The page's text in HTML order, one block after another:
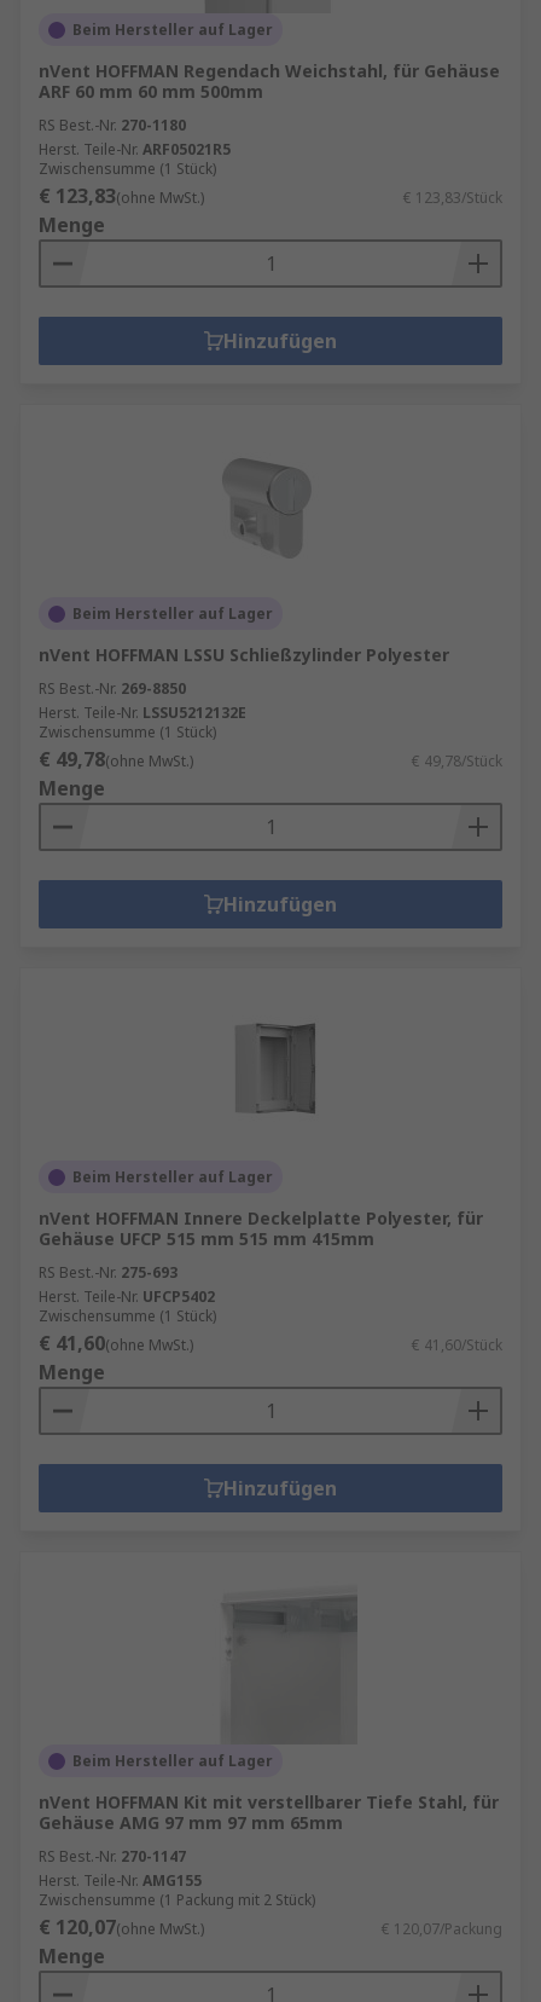
Beim Hersteller auf Lager
nVent HOFFMAN Regendach Weichstahl, für Gehäuse
ARF 60 mm 60 mm 500mm
RS Best.-Nr. 270-1180
Herst. Teile-Nr. ARF05021R5
Zwischensumme (1 Stück)
€ 123,83(ohne MwSt.) € 123,83/Stück
Menge
Hinzufügen
Beim Hersteller auf Lager
nVent HOFFMAN LSSU Schließzylinder Polyester
RS Best.-Nr. 269-8850
Herst. Teile-Nr. LSSU5212132E
Zwischensumme (1 Stück)
€ 49,78(ohne MwSt.) € 49,78/Stück
Menge
Hinzufügen
Beim Hersteller auf Lager
nVent HOFFMAN Innere Deckelplatte Polyester, für
Gehäuse UFCP 515 mm 515 mm 415mm
RS Best.-Nr. 275-693
Herst. Teile-Nr. UFCP5402
Zwischensumme (1 Stück)
€ 41,60(ohne MwSt.) € 41,60/Stück
Menge
Hinzufügen
Beim Hersteller auf Lager
nVent HOFFMAN Kit mit verstellbarer Tiefe Stahl, für
Gehäuse AMG 97 mm 97 mm 65mm
RS Best.-Nr. 270-1147
Herst. Teile-Nr. AMG155
Zwischensumme (1 Packung mit 2 Stück)
€ 120,07(ohne MwSt.) € 120,07/Packung
Menge